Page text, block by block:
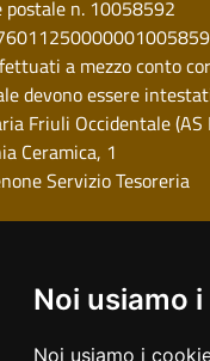
Noi usiamo
Noi usiamo i
n. 10058592
a mezzo conto
devono essere
Friuli Occidentale (AS
Ceramica, 1
Servizio Tesoreria